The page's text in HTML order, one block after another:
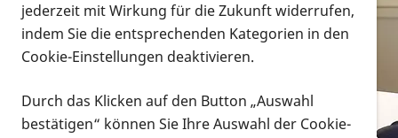
Infomaterial
Infomaterial
Vorlesen
jederzeit mit Wirkung für die Zukunft widerrufen,
indem Sie die entsprechenden Kategorien in den
Cookie-Einstellungen deaktivieren.
Durch das Klicken auf den Button „Auswahl
bestätigen“ können Sie Ihre Auswahl der Cookie-